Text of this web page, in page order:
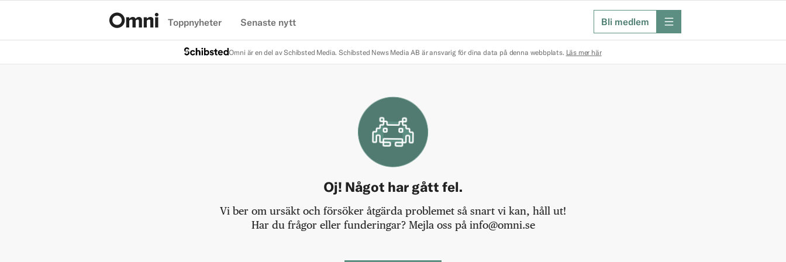
Toppnyheter Senaste nytt Bli medlem meny
Omni är en del av Schibsted Media. Schibsted News Media AB är ansvarig för dina data på denna webbplats. Läs mer här
Oj! Något har gått fel.
Vi ber om ursäkt och försöker åtgärda problemet så snart vi kan, håll ut!
Har du frågor eller funderingar? Mejla oss på info@omni.se